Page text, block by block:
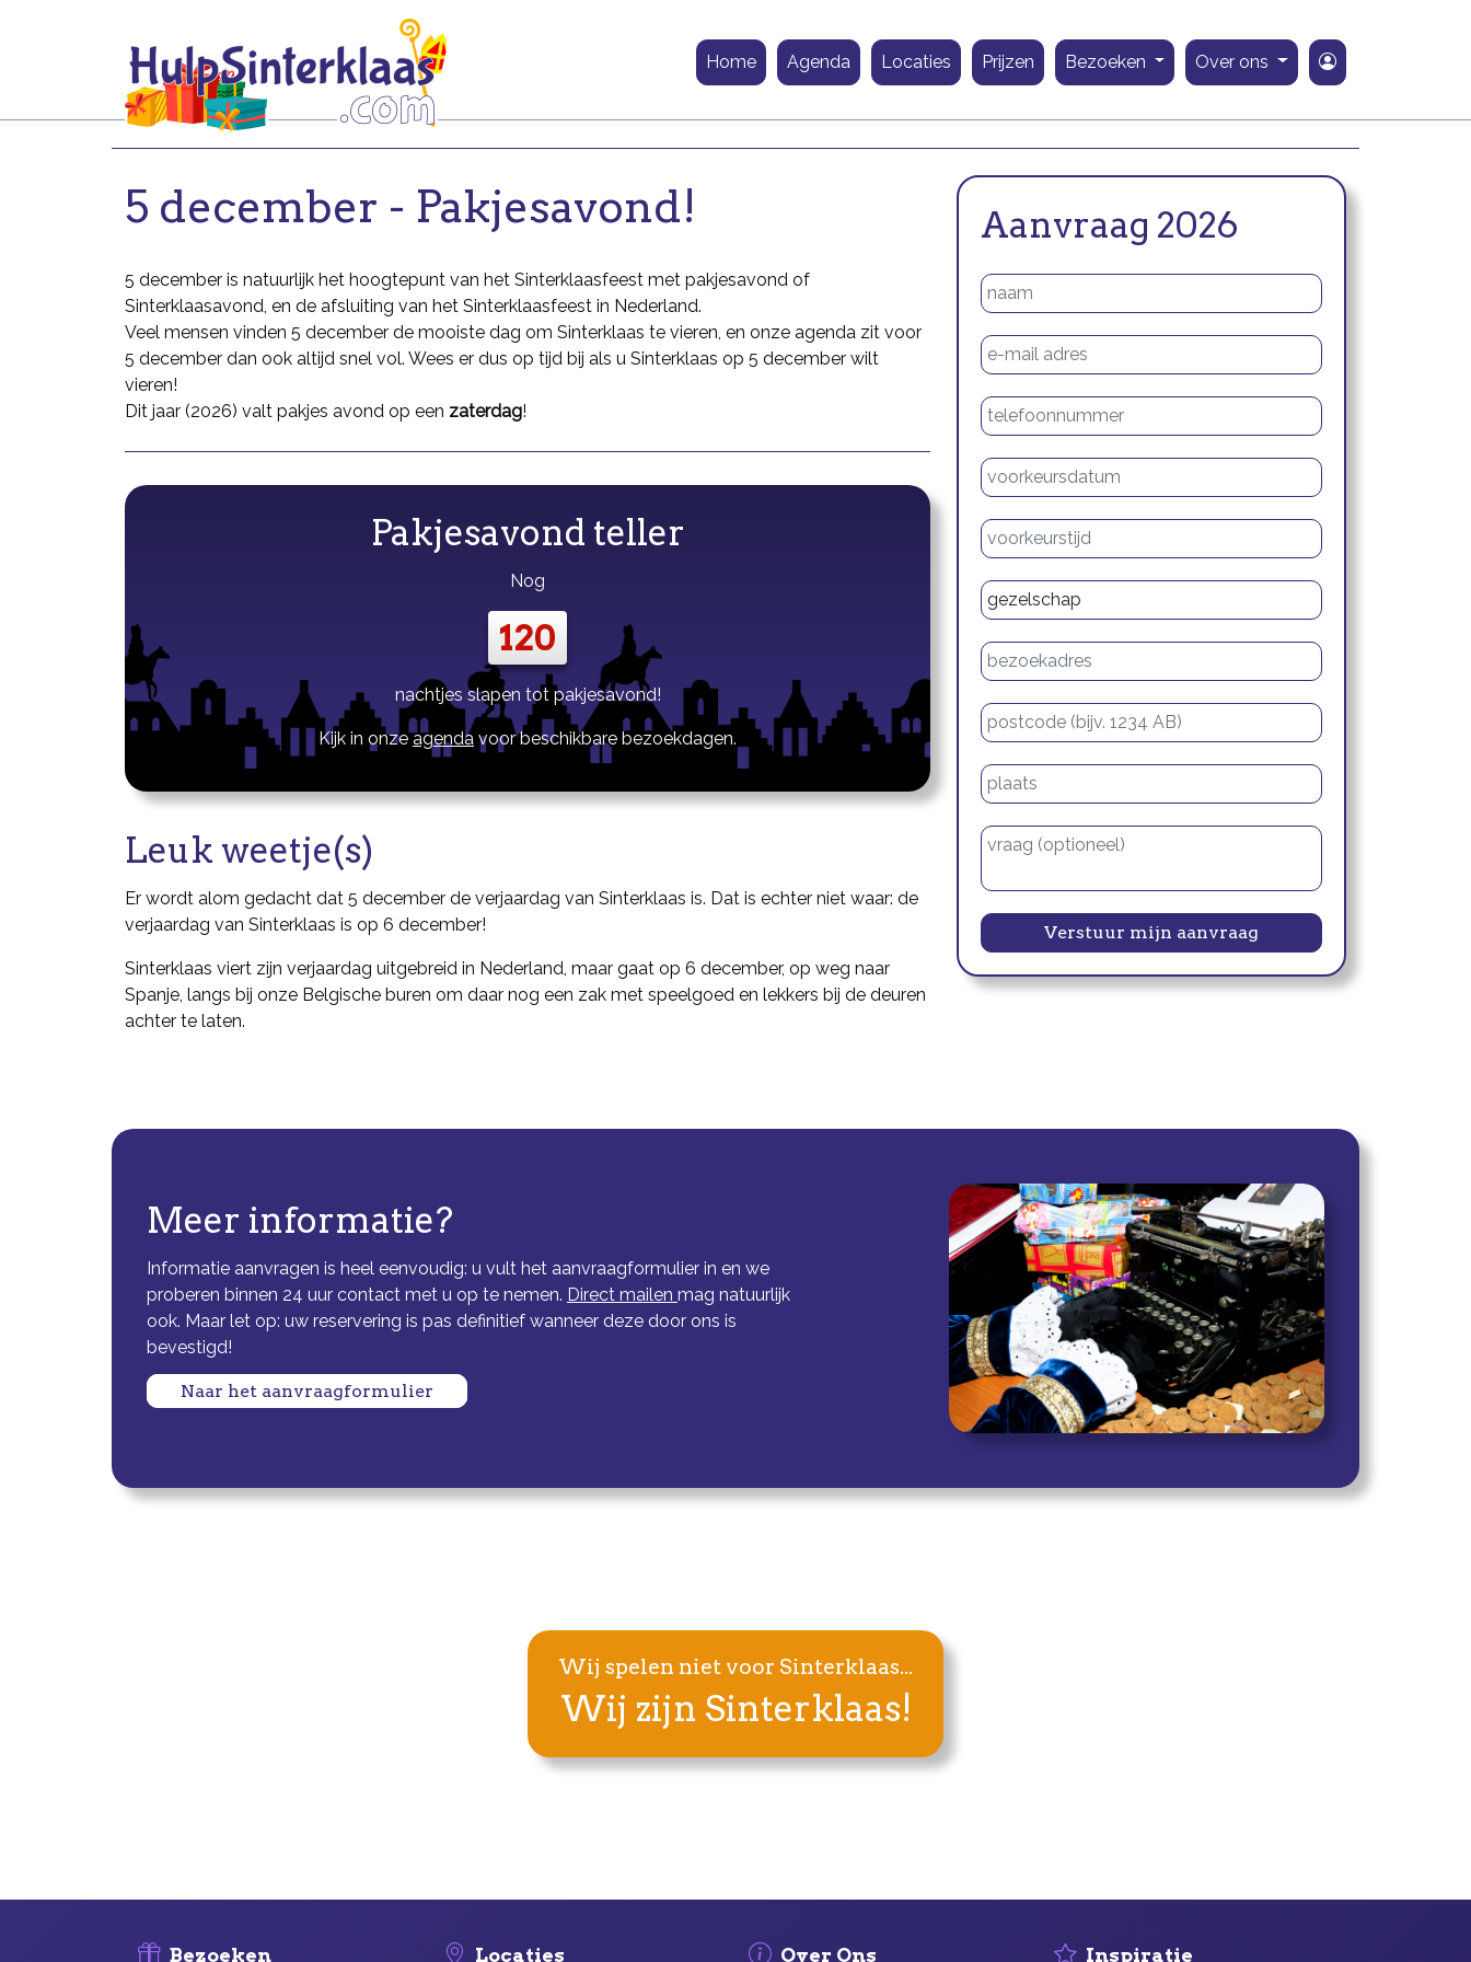
Home Agenda Locaties Prijzen Bezoeken Over ons
5 december - Pakjesavond!
5 december is natuurlijk het hoogtepunt van het Sinterklaasfeest met pakjesavond of
Sinterklaasavond, en de afsluiting van het Sinterklaasfeest in Nederland.
Veel mensen vinden 5 december de mooiste dag om Sinterklaas te vieren, en onze agenda zit voor
5 december dan ook altijd snel vol. Wees er dus op tijd bij als u Sinterklaas op 5 december wilt
vieren!
Dit jaar (2026) valt pakjes avond op een zaterdag!
Pakjesavond teller
Nog
120
nachtjes slapen tot pakjesavond!
Kijk in onzeagenda voor beschikbare bezoekdagen.
Leuk weetje(s)
Er wordt alom gedacht dat 5 december de verjaardag van Sinterklaas is. Dat is echter niet waar: de
verjaardag van Sinterklaas is op 6 december!
Sinterklaas viert zijn verjaardag uitgebreid in Nederland, maar gaat op 6 december, op weg naar
Spanje, langs bij onze Belgische buren om daar nog een zak met speelgoed en lekkers bij de deuren
achter te laten.
Aanvraag 2026
Naam
E-mailadres
Telefoonnummer
Voorkeursdatum
Voorkeurstijd
Type gezelschap
Bezoekadres
Postcode
Plaats
Vraag of opmerking
Verstuur mijn aanvraag
Meer informatie?
Informatie aanvragen is heel eenvoudig: u vult het aanvraagformulier in en we
proberen binnen 24 uur contact met u op te nemen. Direct mailen mag natuurlijk
ook. Maar let op: uw reservering is pas definitief wanneer deze door ons is
bevestigd!
Naar het aanvraagformulier
Wij spelen niet voor Sinterklaas...
Wij zijn Sinterklaas!
Bezoeken Locaties Over Ons Inspiratie